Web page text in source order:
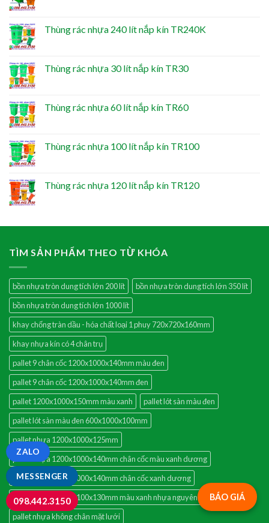
Thùng rác nhựa 240 lít nắp kín TR240K
Thùng rác nhựa 30 lít nắp kín TR30
Thùng rác nhựa 60 lít nắp kín TR60
Thùng rác nhựa 100 lít nắp kín TR100
Thùng rác nhựa 120 lít nắp kín TR120
TÌM SẢN PHẨM THEO TỪ KHÓA
bồn nhựa tròn dung tích lớn 200 lít
bồn nhựa tròn dung tích lớn 350 lít
bồn nhựa tròn dung tích lớn 1000 lít
khay chống tràn dầu - hóa chất loại 1 phuy 720x720x160mm
khay nhựa kín có 4 chân trụ
pallet 9 chân cốc 1200x1000x140mm màu đen
pallet 9 chân cốc 1200x1000x140mm đen
pallet 1200x1000x150mm màu xanh
pallet lót sàn màu đen
pallet lót sàn màu đen 600x1000x100mm
pallet nhựa 1200x1000x125mm
pallet nhựa 1200x1000x140mm chân cốc màu xanh dương
pallet nhựa 1200x1000x140mm chân cốc xanh dương
pallet nhựa 1300x1100x130mm màu xanh nhựa nguyên sinh
pallet nhựa không chân mặt lưới
BÁO GIÁ
MESSENGER
ZALO
098.442.3150